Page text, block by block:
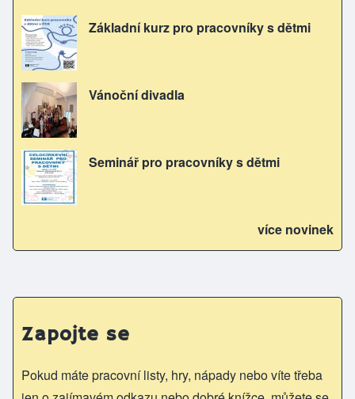
Základní kurz pro pracovníky s dětmi
Vánoční divadla
Seminář pro pracovníky s dětmi
více novinek
Zapojte se
Pokud máte pracovní listy, hry, nápady nebo víte třeba